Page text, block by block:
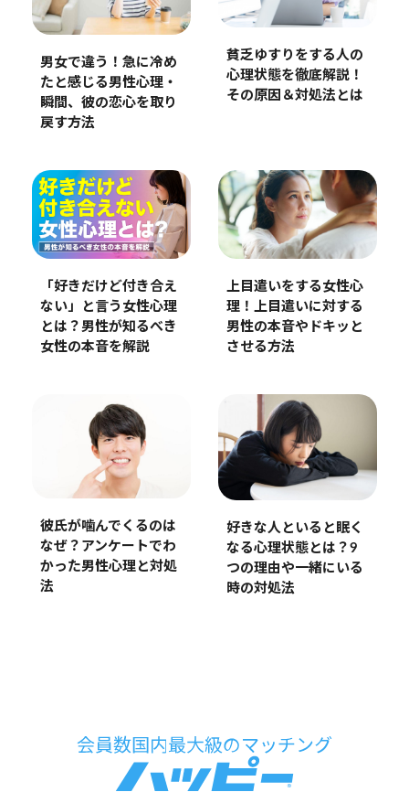
男女で違う！急に冷め
たと感じる男性心理・
瞬間、彼の恋心を取り
戻す方法
貧乏ゆすりをする人の
心理状態を徹底解説！
その原因＆対処法とは
「好きだけど付き合え
ない」と言う女性心理
とは？男性が知るべき
女性の本音を解説
上目遣いをする女性心
理！上目遣いに対する
男性の本音やドキッと
させる方法
彼氏が噛んでくるのは
なぜ？アンケートでわ
かった男性心理と対処
法
好きな人といると眠く
なる心理状態とは？9
つの理由や一緒にいる
時の対処法